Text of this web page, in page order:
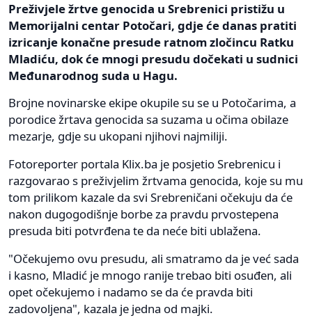
Preživjele žrtve genocida u Srebrenici pristižu u
Memorijalni centar Potočari, gdje će danas pratiti
izricanje konačne presude ratnom zločincu Ratku
Mladiću, dok će mnogi presudu dočekati u sudnici
Međunarodnog suda u Hagu.
Brojne novinarske ekipe okupile su se u Potočarima, a
porodice žrtava genocida sa suzama u očima obilaze
mezarje, gdje su ukopani njihovi najmiliji.
Fotoreporter portala Klix.ba je posjetio Srebrenicu i
razgovarao s preživjelim žrtvama genocida, koje su mu
tom prilikom kazale da svi Srebreničani očekuju da će
nakon dugogodišnje borbe za pravdu prvostepena
presuda biti potvrđena te da neće biti ublažena.
"Očekujemo ovu presudu, ali smatramo da je već sada
i kasno, Mladić je mnogo ranije trebao biti osuđen, ali
opet očekujemo i nadamo se da će pravda biti
zadovoljena", kazala je jedna od majki.